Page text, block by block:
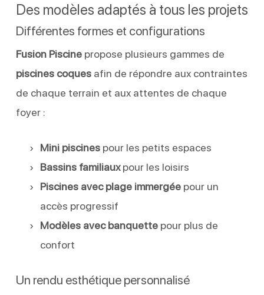
Des modèles adaptés à tous les projets
Différentes formes et configurations
Fusion Piscinepropose plusieurs gammes de
piscines coquesafin de répondre aux contraintes
de chaque terrain et aux attentes de chaque
foyer :
Mini piscinespour les petits espaces
Bassins familiauxpour les loisirs
Piscines avec plage immergéepour un
accès progressif
Modèles avec banquettepour plus de
confort
Un rendu esthétique personnalisé